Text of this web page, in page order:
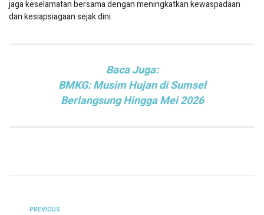
jaga keselamatan bersama dengan meningkatkan kewaspadaan
dan kesiapsiagaan sejak dini.
Baca Juga:
BMKG: Musim Hujan di Sumsel
Berlangsung Hingga Mei 2026
PREVIOUS